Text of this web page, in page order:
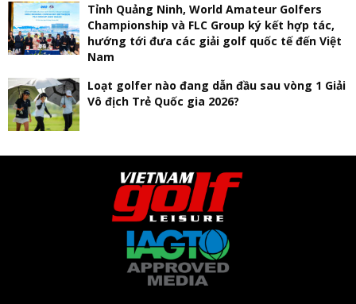
Tỉnh Quảng Ninh, World Amateur Golfers
Championship và FLC Group ký kết hợp tác,
hướng tới đưa các giải golf quốc tế đến Việt
Nam
Loạt golfer nào đang dẫn đầu sau vòng 1 Giải
Vô địch Trẻ Quốc gia 2026?